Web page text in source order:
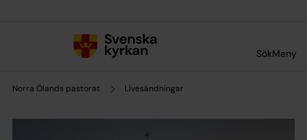
SökMeny
Norra Ölands pastorat Livesändningar